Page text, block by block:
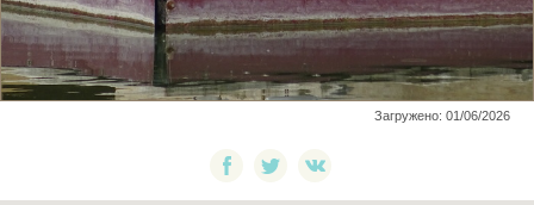
Загружено: 01/06/2026